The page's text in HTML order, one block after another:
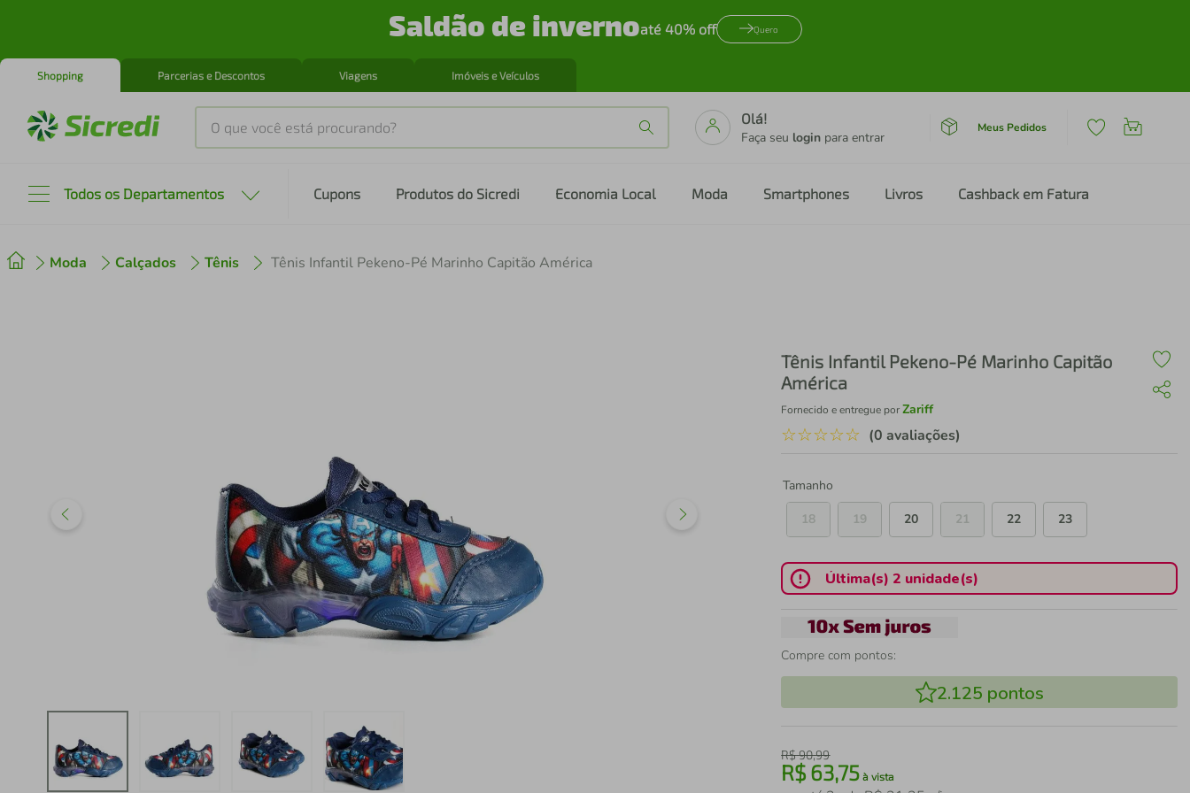
Saldão de invernoaté 40% off Quero
Shopping Parcerias e Descontos Viagens Imóveis e Veículos
O que você está procurando?
Olá!
Faça seu login para entrar
Meus Pedidos
Todos os Departamentos Cupons Produtos do Sicredi Economia Local Moda Smartphones Livros Cashback em Fatura
Moda Calçados Tênis Tênis Infantil Pekeno-Pé Marinho Capitão América
Tênis Infantil Pekeno-Pé Marinho Capitão
América
Fornecido e entregue porZariff
☆☆☆☆☆ (0 avaliações)
Tamanho
18
19 20 21 22 23
Última(s) 2 unidade(s)
Compre com pontos:
2.125 pontos
R$90,99
R$63,75 à vista
2 cafeteira